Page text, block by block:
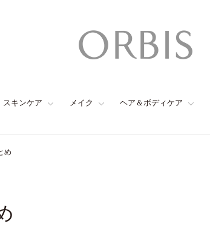
スキンケア メイク ヘア＆ボディケア
め